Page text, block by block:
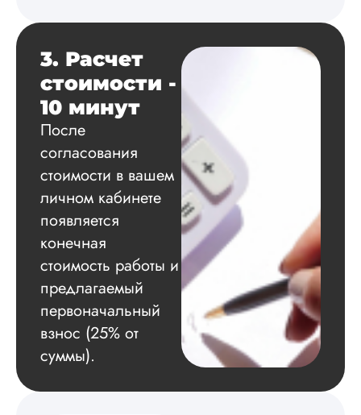
3. Расчет
стоимости -
10 минут
После
согласования
стоимости в вашем
личном кабинете
появляется
конечная
стоимость работы и
предлагаемый
первоначальный
взнос (25% от
суммы).